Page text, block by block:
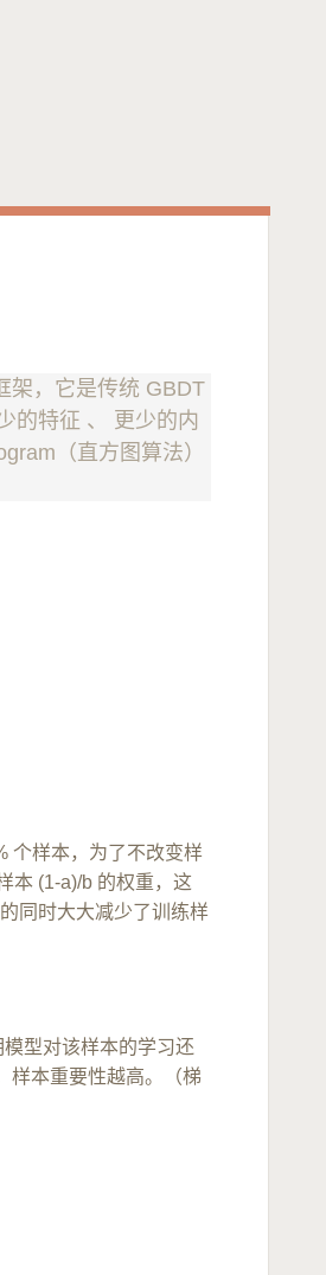
架，它是传统 GBDT
的特征 、 更少的内
（直方图算法）
个样本，为了不改变样
本 (1-a)/b 的权重，这
同时大大减少了训练样
型对该样本的学习还
样本重要性越高。（梯